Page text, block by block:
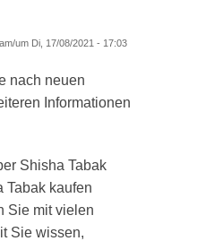
am/um Di, 17/08/2021 - 17:03
nach neuen
Informationen
Shisha Tabak
Tabak kaufen
Sie mit vielen
Sie wissen,